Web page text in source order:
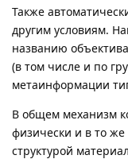
Также
другим условиям.
названию
(в том числе и по
метаинформации
В общем механизм
физически и в то же
структурой